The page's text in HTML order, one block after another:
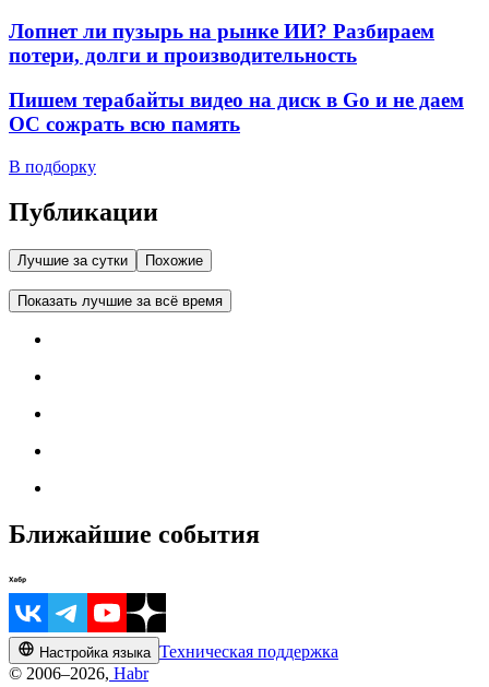
Лопнет ли пузырь на рынке ИИ? Разбираем
потери, долги и производительность
Пишем терабайты видео на диск в Go и не даем
ОС сожрать всю память
В подборку
Публикации
Лучшие за сутки Похожие
Показать лучшие за всё время
Ближайшие события
Настройка языка Техническая поддержка
© 2006–2026, Habr